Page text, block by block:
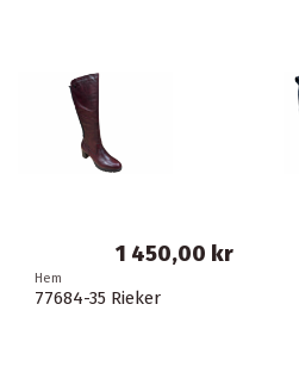
Hem
77684-35 Rieker
1 450,00 kr